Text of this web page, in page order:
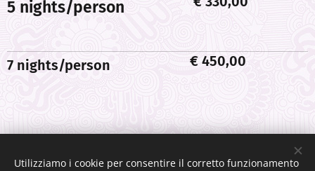
5 nights/person
7 nights/person € 450,00
Ile Sainte Marie Madagascar
Utilizziamo i cookie per consentire il corretto funzionamento